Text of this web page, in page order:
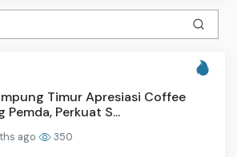
Timur Apresiasi Coffee
Pemda, Perkuat S...
ago 350